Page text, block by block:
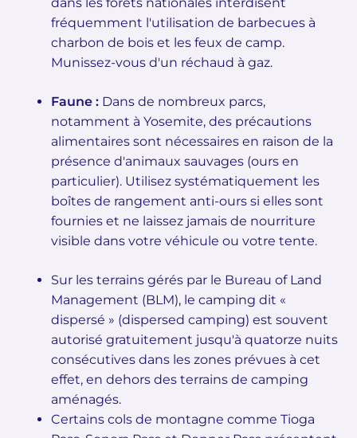
fréquemment l'utilisation de barbecues à
charbon de bois et les feux de camp.
Munissez-vous d'un réchaud à gaz.
Faune : Dans de nombreux parcs,
notamment à Yosemite, des précautions
alimentaires sont nécessaires en raison de la
présence d'animaux sauvages (ours en
particulier). Utilisez systématiquement les
boîtes de rangement anti-ours si elles sont
fournies et ne laissez jamais de nourriture
visible dans votre véhicule ou votre tente.
Sur les terrains gérés par le Bureau of Land
Management (BLM), le camping dit «
dispersé » (dispersed camping) est souvent
autorisé gratuitement jusqu'à quatorze nuits
consécutives dans les zones prévues à cet
effet, en dehors des terrains de camping
aménagés.
Certains cols de montagne comme Tioga